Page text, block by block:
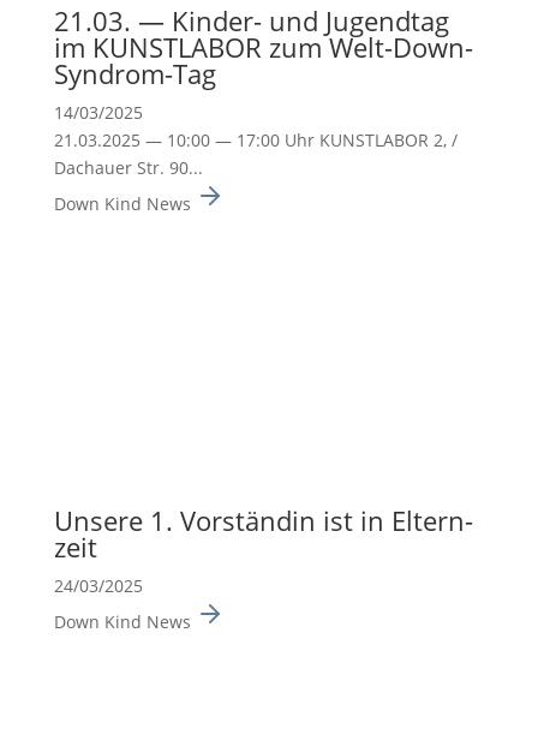
21.03. — Kinder- und Jugendtag
im KUNSTLABOR zum Welt-Down-
Syndrom-Tag
14/03/2025
21.03.2025 — 10:00 — 17:00 Uhr KUNSTLABOR 2, /
Dachauer Str. 90...
Down Kind News
Unsere 1. Vorständin ist in Eltern­
zeit
24/03/2025
Down Kind News